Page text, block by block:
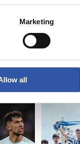
Marketing
all
24/04/2026
VÍDEOS